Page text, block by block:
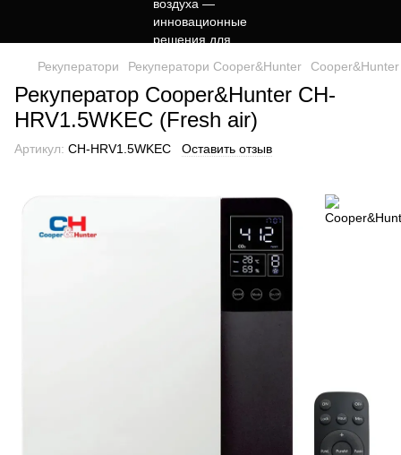
Рекуператори Рекуператори Cooper&Hunter
Рекуператор Cooper&Hunter CH-
HRV1.5WKEC (Fresh air)
Артикул: CH-HRV1.5WKEC Оставить отзыв